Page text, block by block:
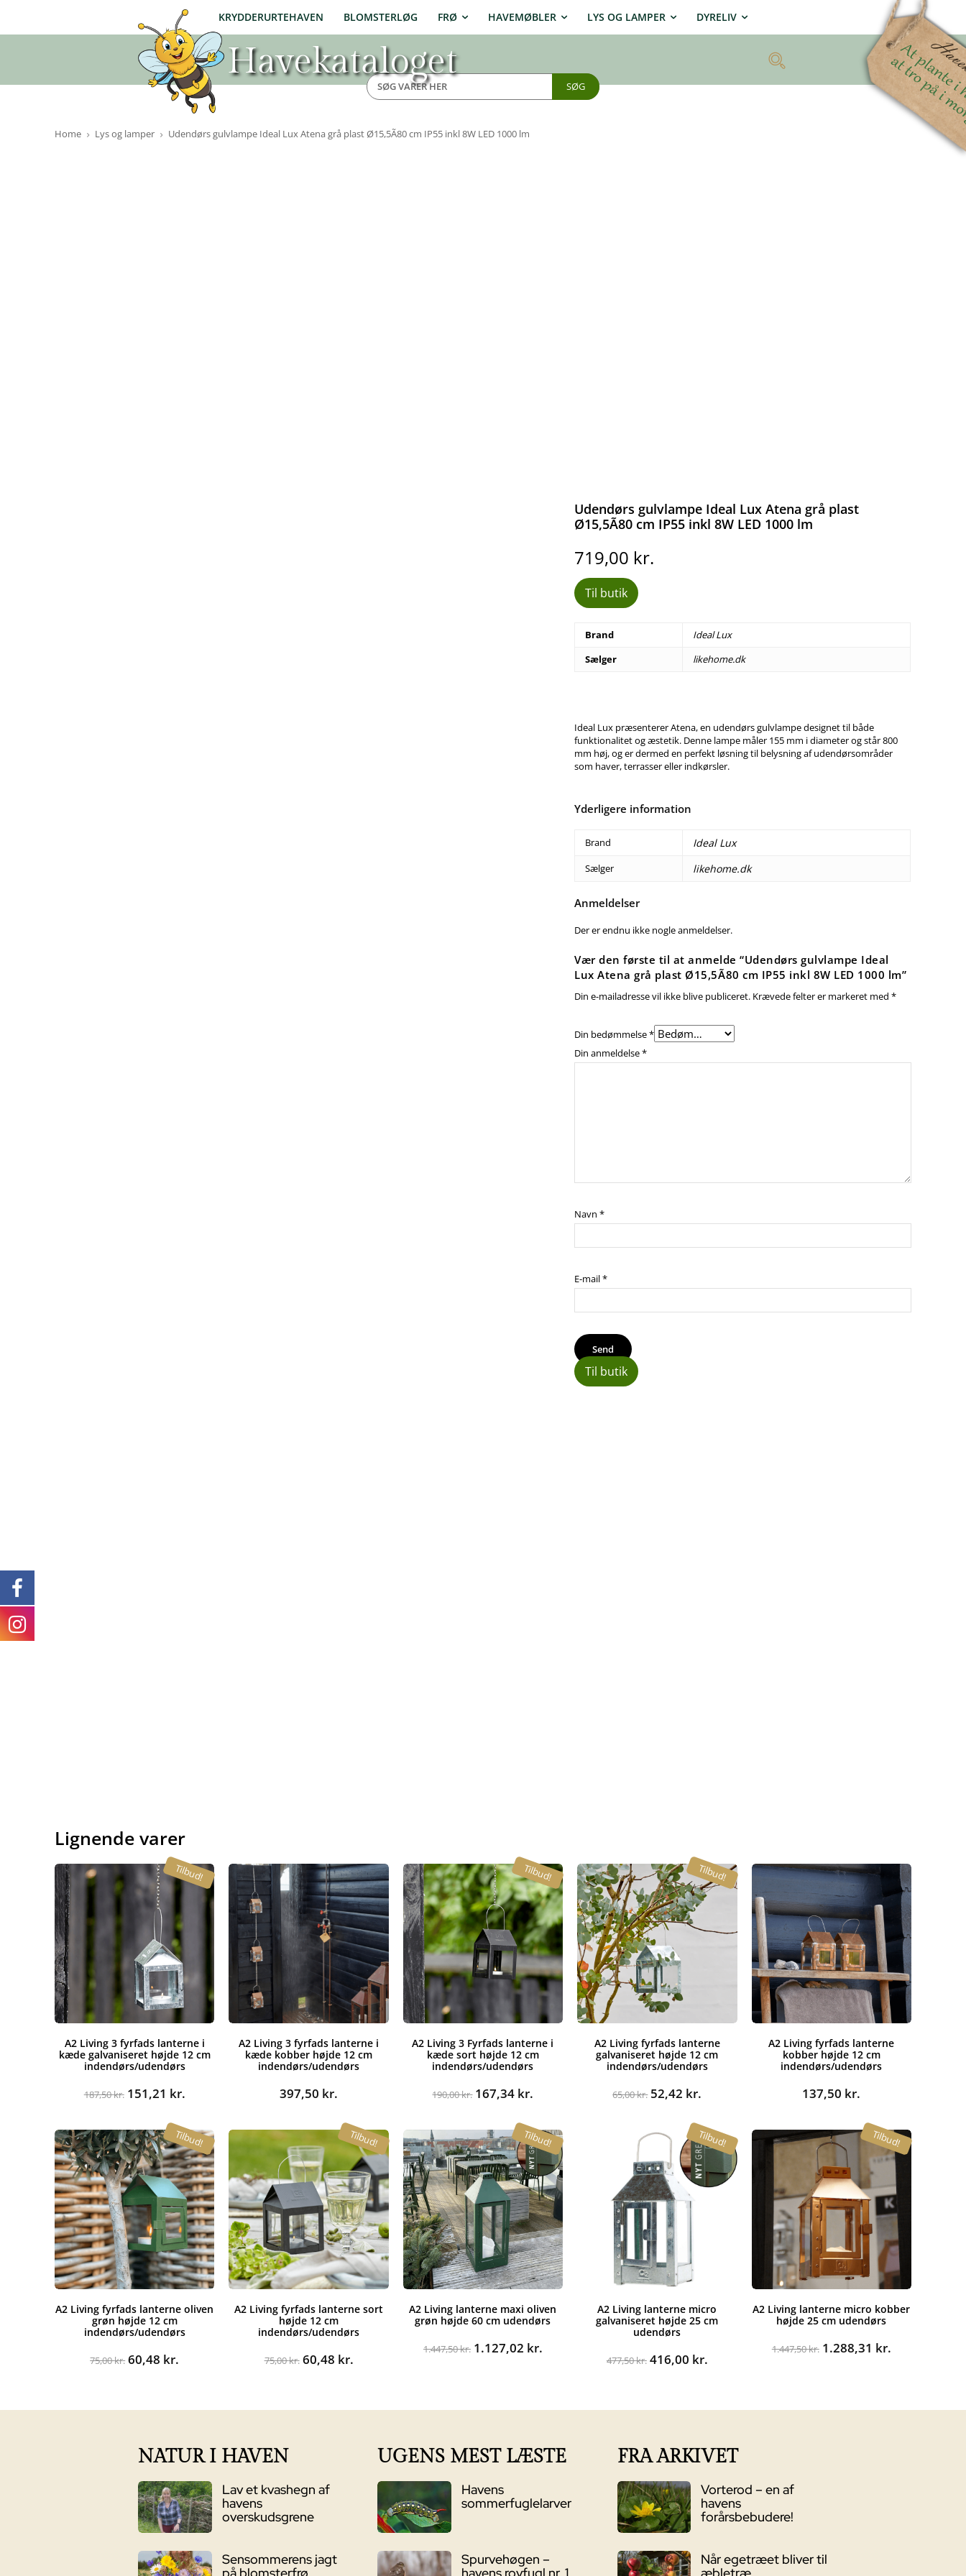
KRYDDERURTEHAVEN BLOMSTERLØG FRØ HAVEMØBLER LYS OG LAMPER DYRELIV
Havekataloget
SØG
Home Lys og lamper Udendørs gulvlampe Ideal Lux Atena grå plast Ø15,5Ã80 cm IP55 inkl 8W LED 1000 lm
Udendørs gulvlampe Ideal Lux Atena grå plast
Ø15,5Ã80 cm IP55 inkl 8W LED 1000 lm
719,00 kr.
Til butik
Brand
Ideal Lux
Sælger
likehome.dk
Ideal Lux præsenterer Atena, en udendørs gulvlampe designet til både
funktionalitet og æstetik. Denne lampe måler 155 mm i diameter og står 800
mm høj, og er dermed en perfekt løsning til belysning af udendørsområder
som haver, terrasser eller indkørsler.
Yderligere information
Brand Ideal Lux
Sælger likehome.dk
Anmeldelser
Der er endnu ikke nogle anmeldelser.
Vær den første til at anmelde “Udendørs gulvlampe Ideal
Lux Atena grå plast Ø15,5Ã80 cm IP55 inkl 8W LED 1000 lm”
Din e-mailadresse vil ikke blive publiceret. Krævede felter er markeret med*
Din bedømmelse*
Din anmeldelse*
Navn*
E-mail*
Til butik
Lignende varer
Tilbud!
A2 Living 3 fyrfads lanterne i
kæde galvaniseret højde 12 cm
indendørs/udendørs
187,50kr. Den
var:
187,50 kr..
151,21 kr.Den
er:
151,21 kr..
A2 Living 3 fyrfads lanterne i
kæde kobber højde 12 cm
indendørs/udendørs
397,50 kr.
Tilbud!
A2 Living 3 Fyrfads lanterne i
kæde sort højde 12 cm
indendørs/udendørs
190,00kr. Den
var:
190,00 kr..
167,34 kr.
er:
167,34 kr..
Tilbud!
A2 Living fyrfads lanterne
galvaniseret højde 12 cm
indendørs/udendørs
65,00kr. Den
var:
65,00 kr..
52,42 kr.
pris
er:
52,42 kr..
A2 Living fyrfads lanterne
kobber højde 12 cm
indendørs/udendørs
137,50 kr.
Tilbud!
A2 Living fyrfads lanterne oliven
grøn højde 12 cm
indendørs/udendørs
75,00kr. Den
60,48 kr.
Tilbud!
A2 Living fyrfads lanterne sort
højde 12 cm
indendørs/udendørs
75,00kr. Den
60,48 kr.Den
Tilbud!
A2 Living lanterne maxi oliven
grøn højde 60 cm udendørs
1.447,50kr. Den
1.127,02 kr.Den
Tilbud!
A2 Living lanterne micro
galvaniseret højde 25 cm
udendørs
477,50kr. Den
416,00 kr.Den
Tilbud!
A2 Living lanterne micro kobber
højde 25 cm udendørs
1.447,50kr. Den
1.288,31 kr.Den
NATUR I HAVEN
Lav et kvashegn af
havens
overskudsgrene
Sensommerens jagt
UGENS MEST LÆSTE
Havens
sommerfuglelarver
Spurvehøgen –
FRA ARKIVET
Vorterod – en af
havens
forårsbebudere!
Når egetræet bliver til